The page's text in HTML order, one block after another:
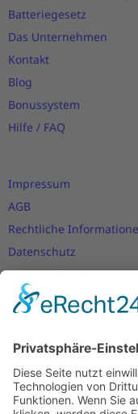
Batteriegesetz
Das Unternehmen
Kontakt
Blog
Bonussystem
Hilfe / FAQ
Impressum
AGB
Rechtliche
Datenschutz
Nutzungsbedingungen
Versand- und
Cookie-Einstellungen
Newsletter